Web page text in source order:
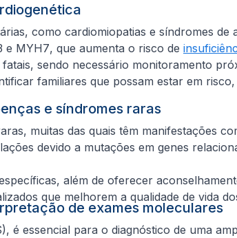
como cardiomiopatias e síndromes
e MYH7, que aumenta o risco de
sendo necessário monitoramento
familiares que possam estar em
e síndromes raras
muitas das quais têm manifestações
devido a mutações em genes
além de oferecer
que melhorem a qualidade de vida
de exames moleculares
essencial para o diagnóstico de uma